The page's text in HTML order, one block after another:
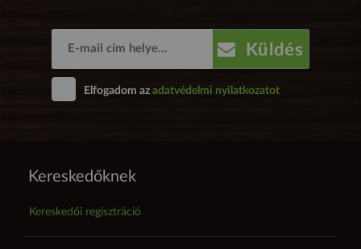
Küldés
Elfogadom az adatvédelmi nyilatkozatot
Kereskedőknek
Kereskedői regisztráció